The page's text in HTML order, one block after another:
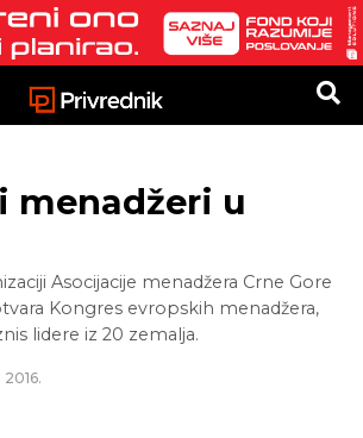
menadžeri u
Asocijacije menadžera Crne Gore
Kongres evropskih menadžera,
lidere iz 20 zemalja.
2016.